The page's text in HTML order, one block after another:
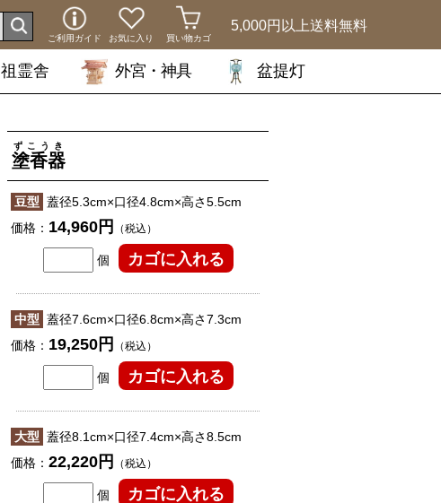
5,000円以上送料無料
ご利用ガイド お気に入り 買い物カゴ
祖霊舎 外宮・神具 盆提灯
塗香器
ずこうき
豆型 蓋径5.3cm×口径4.8cm×高さ5.5cm
価格： 14,960円 （税込）
個
中型 蓋径7.6cm×口径6.8cm×高さ7.3cm
価格： 19,250円 （税込）
個
大型 蓋径8.1cm×口径7.4cm×高さ8.5cm
価格： 22,220円 （税込）
個